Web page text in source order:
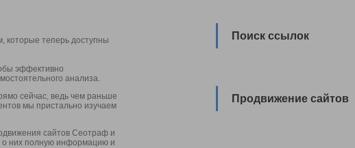
которые теперь доступны
эффективно
анализа.
сейчас, ведь чем раньше
мы пристально изучаем
сайтов Сеотраф и
о них полную информацию и
Поиск ссылок
Продвижение сайтов